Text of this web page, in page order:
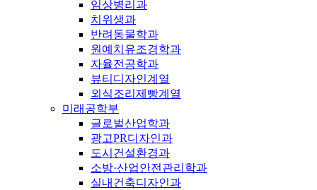
임상병리과
치위생과
반려동물학과
원예치유조경학과
자율전공학과
뷰티디자인계열
외식조리제빵계열
미래공학부
글로벌산업학과
광고PR디자인과
도시건설환경과
소방·산업안전관리학과
실내건축디자인과